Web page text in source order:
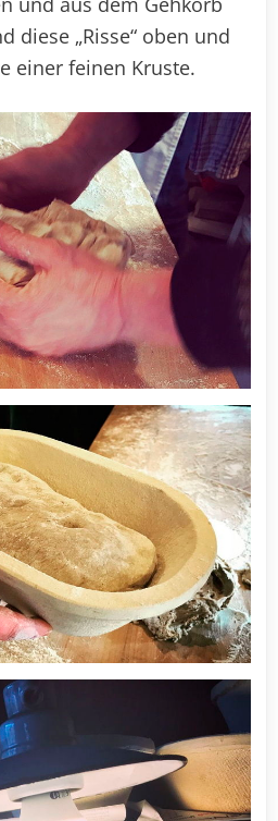
diese „Risse“ oben und
einer feinen Kruste.